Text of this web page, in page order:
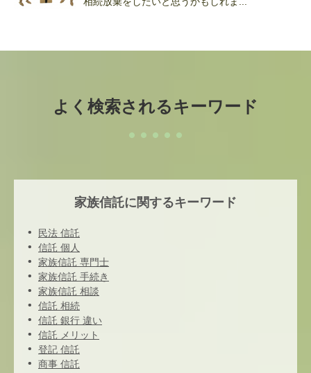
よく検索されるキーワード
家族信託に関するキーワード
民法 信託
信託 個人
家族信託 専門士
家族信託 手続き
家族信託 相談
信託 相続
信託 銀行 違い
信託 メリット
登記 信託
商事 信託